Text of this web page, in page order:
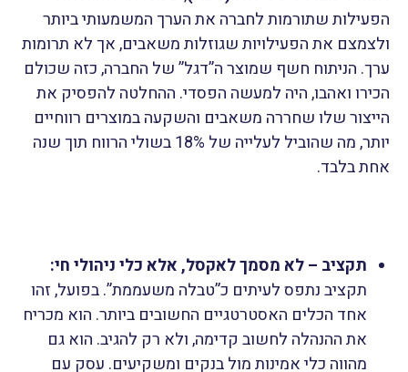
הפעילות שתורמות לחברה את הערך המשמעותי ביותר
ולצמצם את הפעילויות שגוזלות משאבים, אך לא תרומות
ערך. הניתוח חשף שמוצר ה”דגל” של החברה, כזה שכולם
הכירו ואהבו, היה למעשה הפסדי. ההחלטה להפסיק את
הייצור שלו שחררה משאבים והשקעה במוצרים רווחיים
יותר, מה שהוביל לעלייה של 18% בשולי הרווח תוך שנה
אחת בלבד.
תקציב – לא מסמך לאקסל, אלא כלי ניהולי חי:
תקציב נתפס לעיתים כ”טבלה משעממת”. בפועל, זהו
אחד הכלים האסטרטגיים החשובים ביותר. הוא מכריח
את ההנהלה לחשוב קדימה, ולא רק להגיב. הוא גם
מהווה כלי אמינות מול בנקים ומשקיעים. עסק עם